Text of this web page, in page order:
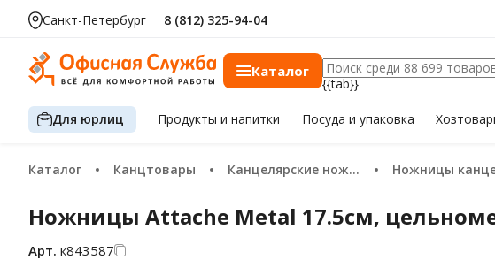
Санкт-Петербург 8 (812) 325-94-04
Каталог
{{tab}}
Для юрлиц Продуктыи напитки Посуда и упаковка
Каталог Канцтовары Канцелярские ножи и ножницы Ножницы
Ножницы Attache Metal 17.5см,
Арт. к843587